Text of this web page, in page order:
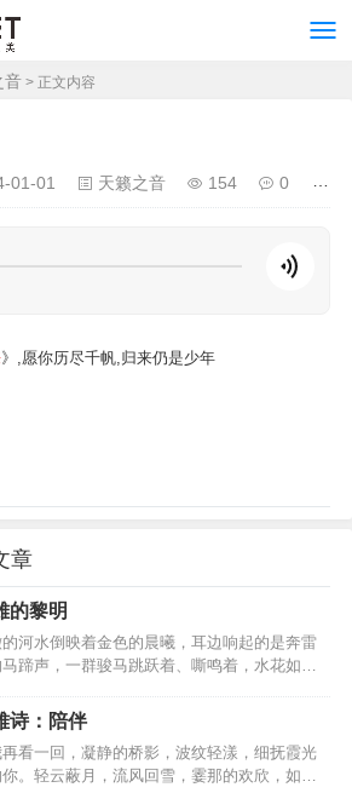
音 > 正文内容
01-01 天籁之音 154 0
》,愿你历尽千帆,归来仍是少年
章
的黎明
河水倒映着金色的晨曦，耳边响起的是奔雷
蹄声，一群骏马跳跃着、嘶鸣着，水花如浪
披风中的矫健身影 当号角吹起，英雄不再沉
忘战斗时,激昂的动荡气势!当准备逝去的那一
里流露出的思乡心绪和温柔的儿女神态:也许军
命就是战死沙场，永不后悔!正所谓风萧萧兮
诗：陪伴
看一回，凝静的桥影，波纹轻漾，细抚霞光
。轻云蔽月，流风回雪，霎那的欢欣，如昙